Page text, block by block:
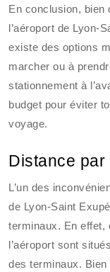
En conclusion, bien
l’aéroport de Lyon-
existe des options
marcher ou à
stationnement à
budget pour éviter
voyage.
Distance
L’un des
de Lyon-Saint
terminaux. En effet,
l’aéroport sont
des terminaux.